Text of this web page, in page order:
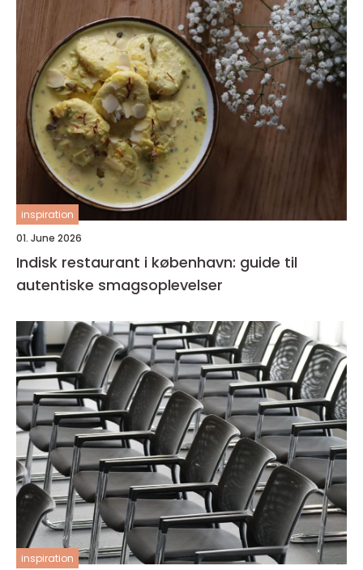
inspiration
01. June 2026
Indisk restaurant i københavn: guide til
autentiske smagsoplevelser
inspiration